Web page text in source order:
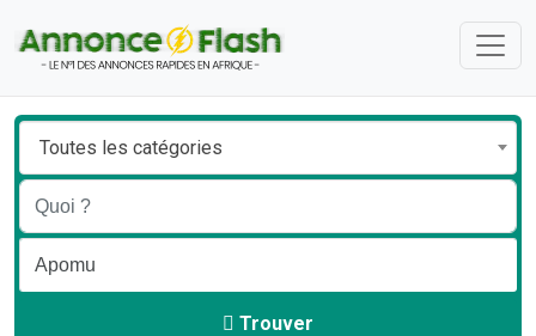
Toutes les catégories
Trouver